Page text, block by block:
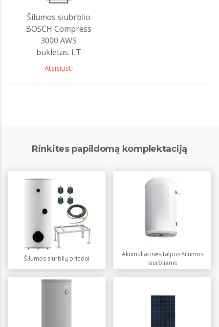
Šilumos siubrblio
BOSCH Compress
3000 AWS
bukletas. LT
Atsisiųsti
Rinkites papildomą komplektaciją
Šilumos siurblių priedai
Akumuliacinės talpos šilumos
siurbliams